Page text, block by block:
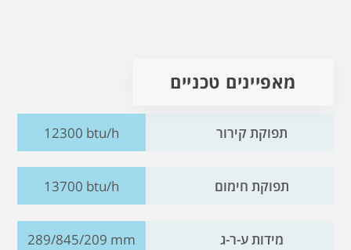
מאפיינים טכניים
תפוקת קירור 12300 btu/h
תפוקת חימום 13700 btu/h
מידות ע-ר-ג 289/845/209 mm